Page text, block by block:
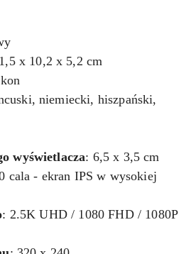
x 10,2 x 5,2 cm
niemiecki, hiszpański,
wyświetlacza: 6,5 x 3,5 cm
cala - ekran IPS w wysokiej
: 2.5K UHD / 1080 FHD / 1080P